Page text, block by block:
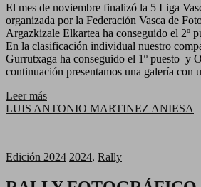
El mes de noviembre finalizó la 5 Liga
organizada por la Federación Vasca de
Argazkizale Elkartea ha conseguido el 2º
En la clasificación individual nuestro
Gurrutxaga ha conseguido el 1º puesto y
continuación presentamos una galería con
Leer más
LUIS ANTONIO MARTINEZ ANIESA
Edición 2024 2024, Rally